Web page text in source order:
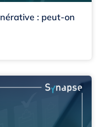
: peut-on